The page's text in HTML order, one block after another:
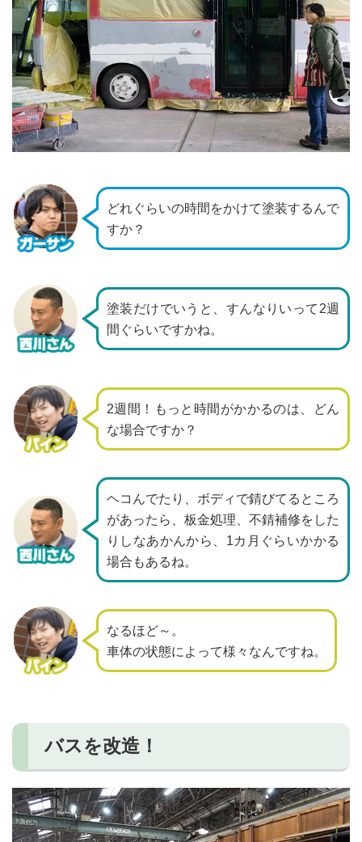
どれぐらいの時間をかけて塗装するんで
すか？
塗装だけでいうと、すんなりいって2週
間ぐらいですかね。
2週間！もっと時間がかかるのは、どん
な場合ですか？
ヘコんでたり、ボディで錆びてるところ
があったら、板金処理、不錆補修をした
りしなあかんから、1カ月ぐらいかかる
場合もあるね。
なるほど～。
車体の状態によって様々なんですね。
バスを改造！